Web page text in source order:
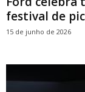
festival de
15 de junho de 2026